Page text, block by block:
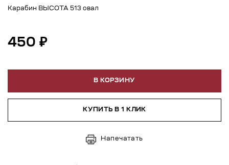
Карабин ВЫСОТА 513 овал
450 ₽
В КОРЗИНУ
КУПИТЬ В 1 КЛИК
Напечатать